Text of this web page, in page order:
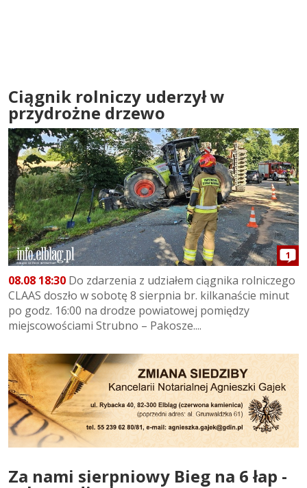
Ciągnik rolniczy uderzył w
przydrożne drzewo
1
08.08 18:30 Do zdarzenia z udziałem ciągnika rolniczego
CLAAS doszło w sobotę 8 sierpnia br. kilkanaście minut
po godz. 16:00 na drodze powiatowej pomiędzy
miejscowościami Strubno – Pakosze....
Za nami sierpniowy Bieg na 6 łap -